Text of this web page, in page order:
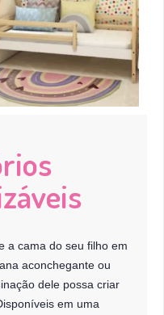
a cama do seu filho em
aconchegante ou
dele possa criar
em uma